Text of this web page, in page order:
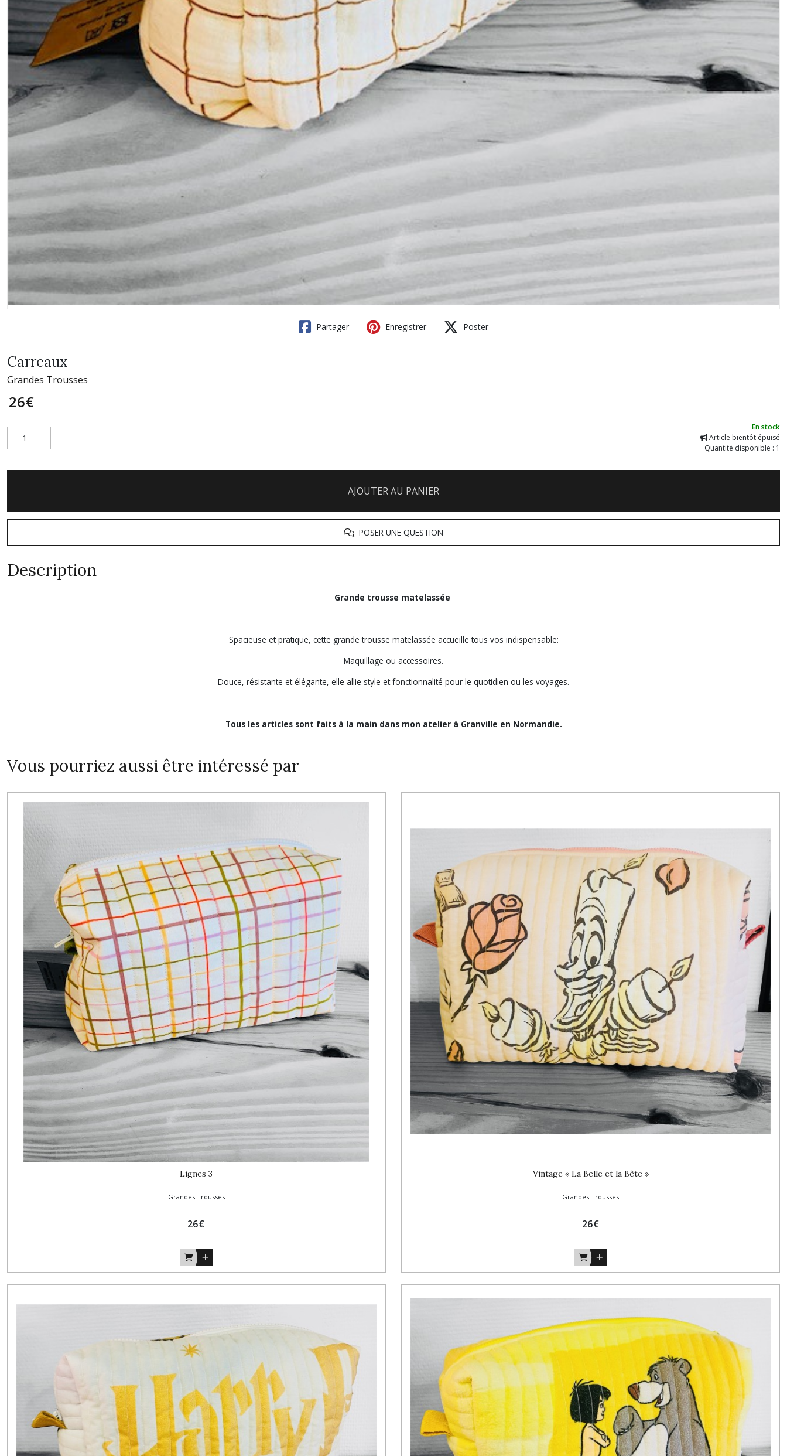
Partager Enregistrer Poster
Carreaux
Grandes Trousses
26€
En stock
Article bientôt épuisé
Quantité disponible : 1
AJOUTER AU PANIER
POSER UNE QUESTION
Description
Grande trousse matelassée
Spacieuse et pratique, cette grande trousse matelassée accueille tous vos indispensable:
Maquillage ou accessoires.
Douce, résistante et élégante, elle allie style et fonctionnalité pour le quotidien ou les voyages.
Tous les articles sont faits à la main dans mon atelier à Granville en Normandie.
Vous pourriez aussi être intéressé par
Lignes 3
Grandes Trousses
26€
Vintage « La Belle et la Bête »
Grandes Trousses
26€